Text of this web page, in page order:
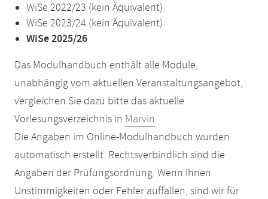
WiSe 2022/23 (kein Äquivalent)
WiSe 2023/24 (kein Äquivalent)
WiSe 2025/26
Das Modulhandbuch enthält alle Module,
unabhängig vom aktuellen Veranstaltungsangebot,
vergleichen Sie dazu bitte das aktuelle
Vorlesungsverzeichnis in Marvin.
Die Angaben im Online-Modulhandbuch wurden
automatisch erstellt. Rechtsverbindlich sind die
Angaben der Prüfungsordnung. Wenn Ihnen
Unstimmigkeiten oder Fehler auffallen, sind wir für